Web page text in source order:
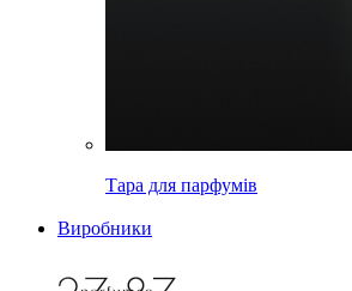
Тара для парфумів
Виробники